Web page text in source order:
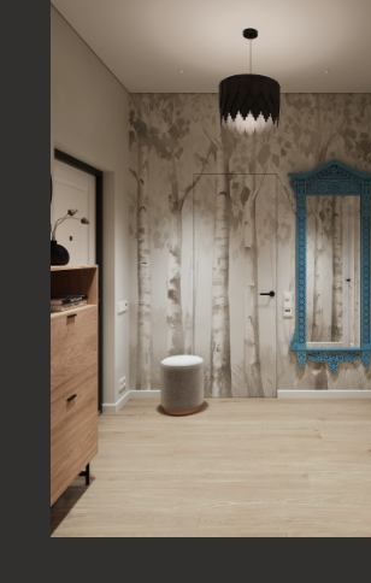
Комплектатор дизайн проектов — это специалист,
который отвечает за реализацию концепции через
конкретные позиции мебели и материалов.
Контроль бюджета
Комплектатор помогает подобрать альтернативы без
потери качества, если требуется оптимизация
Логистика и сроки
Организация поставок — важная часть процесса.
Своевременная доставка мебели и материалов
позволяет соблюдать график ремонта.
Соответствие проекту
Каждый элемент проверяется на соответствие
дизайн-проекту. Это предотвращает визуальные и
КОМПЛЕКТАТОР
ДИЗАЙН ПРОЕКТОВ:
ФУНКЦИИ И ЗАДАЧИ